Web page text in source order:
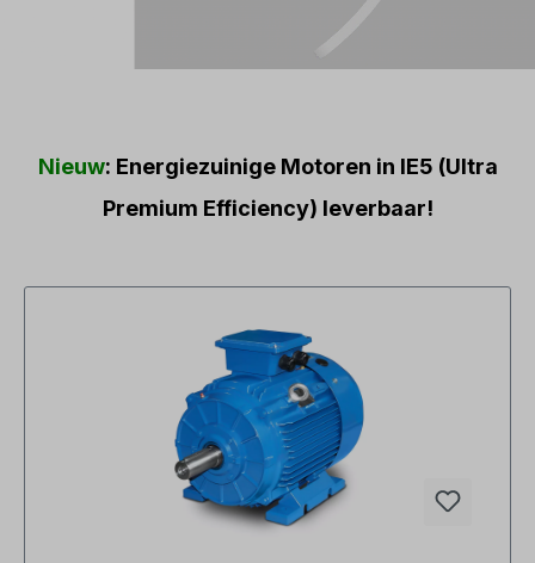
Nieuw: Energiezuinige Motoren in IE5 (Ultra
Premium Efficiency) leverbaar!